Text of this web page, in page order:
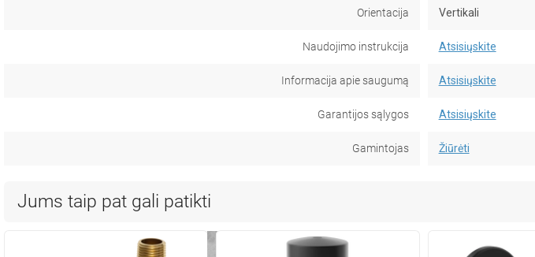
Orientacija Vertikali
Naudojimo instrukcija Atsisiųskite
Informacija apie saugumą Atsisiųskite
Garantijos sąlygos Atsisiųskite
Gamintojas Žiūrėti
Jums taip pat gali patikti